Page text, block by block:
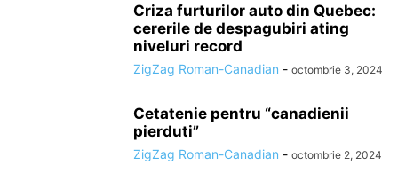
Criza furturilor auto din Quebec:
cererile de despagubiri ating
niveluri record
ZigZag Roman-Canadian - octombrie 3, 2024
Cetatenie pentru “canadienii
pierduti”
ZigZag Roman-Canadian - octombrie 2, 2024